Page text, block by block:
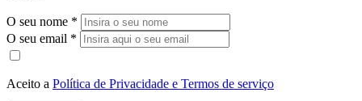
O seu nome *
O seu email *
Aceito a Política de Privacidade e Termos de serviço